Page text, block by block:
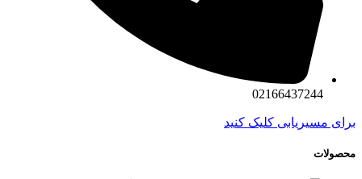
02166437244
برای مسیریابی کلیک کنید
محصولات